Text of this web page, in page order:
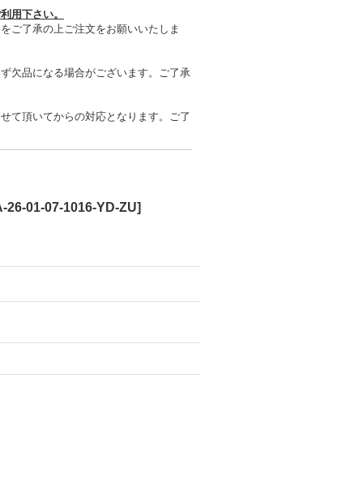
用下さい。
ご了承の上ご注文をお願いいたしま
欠品になる場合がございます。ご了承
て頂いてからの対応となります。ご了
26-01-07-1016-YD-ZU]